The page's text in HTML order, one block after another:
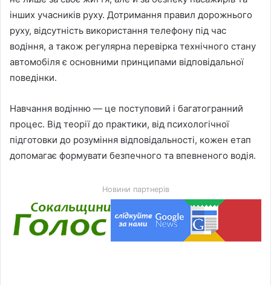
інших учасників руху. Дотримання правил дорожнього
руху, відсутність використання телефону під час
водіння, а також регулярна перевірка технічного стану
автомобіля є основними принципами відповідальної
поведінки.
Навчання водінню — це поступовий і багатогранний
процес. Від теорії до практики, від психологічної
підготовки до розуміння відповідальності, кожен етап
допомагає формувати безпечного та впевненого водія.
Новини партнерів